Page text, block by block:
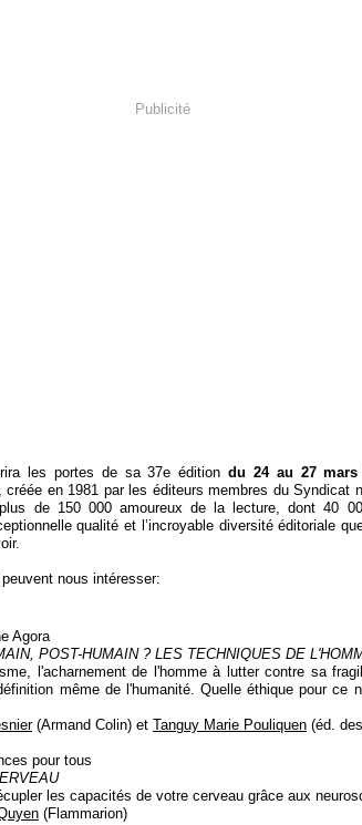
Publicité
les portes de sa 37e éditiondu 24 au 27 mars
créée en 1981 par les éditeurs membres du Syndicat
de 150 000 amoureux de la lecture, dont 40
qualité et l’incroyable diversité éditoriale
nous intéresser:
Agora
POST-HUMAIN ? LES TECHNIQUES DE
l'acharnement de l'homme à lutter contre sa
même de l'humanité. Quelle éthique pour ce
(Armand Colin) et Tanguy Marie Pouliquen (éd.
pour tous
les capacités de votre cerveau grâce aux
(Flammarion)